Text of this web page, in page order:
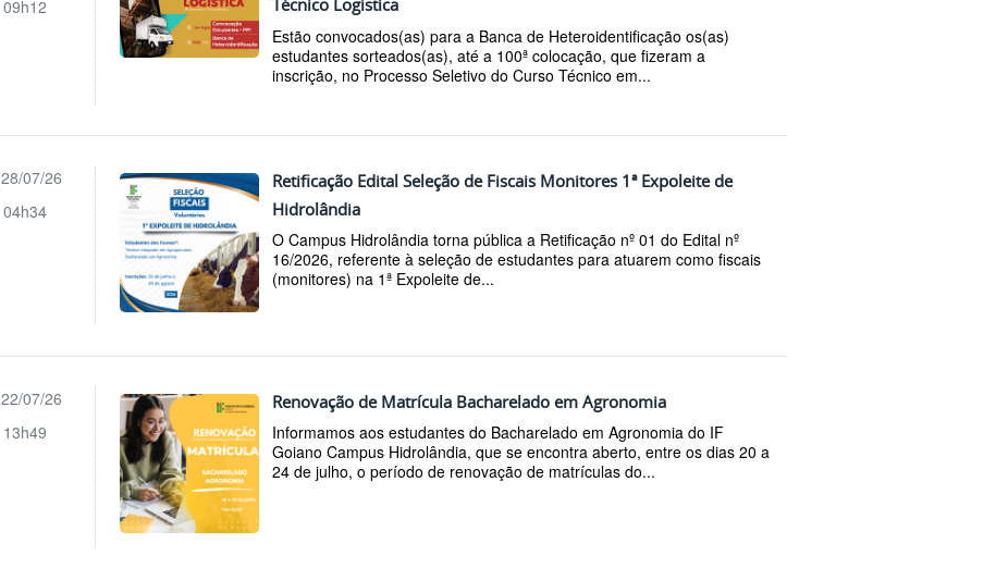
Estão convocados(as) para a Banca de Heteroidentificação os(as)
estudantes sorteados(as), até a 100ª colocação, que fizeram a
inscrição, no Processo Seletivo do Curso Técnico em...
09h12
Retificação Edital Seleção de Fiscais Monitores 1ª Expoleite de
Hidrolândia
O Campus Hidrolândia torna pública a Retificação nº 01 do Edital nº
16/2026, referente à seleção de estudantes para atuarem como fiscais
(monitores) na 1ª Expoleite de...
28/07/26
04h34
Renovação de Matrícula Bacharelado em Agronomia
Informamos aos estudantes do Bacharelado em Agronomia do IF
Goiano Campus Hidrolândia, que se encontra aberto, entre os dias 20 a
24 de julho, o período de renovação de matrículas do...
22/07/26
13h49